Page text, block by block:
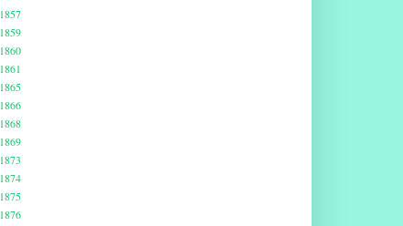
1857
1859
1860
1861
1865
1866
1868
1869
1873
1874
1875
1876